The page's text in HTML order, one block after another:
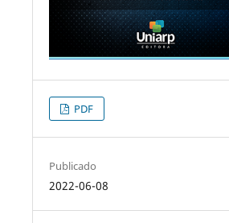
PDF
Publicado
2022-06-08